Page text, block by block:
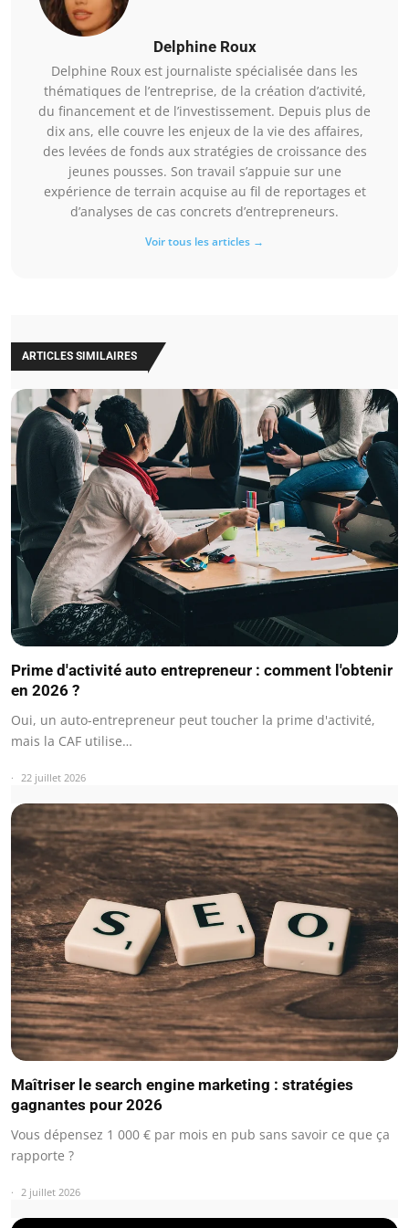
Delphine Roux
Delphine Roux est journaliste spécialisée dans les
thématiques de l’entreprise, de la création d’activité,
du financement et de l’investissement. Depuis plus de
dix ans, elle couvre les enjeux de la vie des affaires,
des levées de fonds aux stratégies de croissance des
jeunes pousses. Son travail s’appuie sur une
expérience de terrain acquise au fil de reportages et
d’analyses de cas concrets d’entrepreneurs.
Voir tous les articles →
ARTICLES SIMILAIRES
Prime d'activité auto entrepreneur : comment l'obtenir
en 2026 ?
Oui, un auto-entrepreneur peut toucher la prime d'activité,
mais la CAF utilise…
22 juillet 2026
Maîtriser le search engine marketing : stratégies
gagnantes pour 2026
Vous dépensez 1 000 € par mois en pub sans savoir ce que ça
rapporte ?
2 juillet 2026